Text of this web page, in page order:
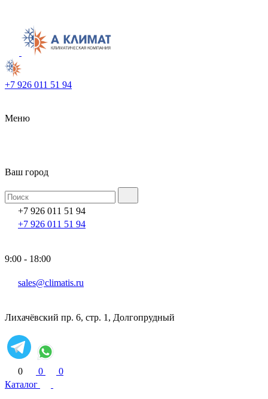
+7 926 011 51 94
Меню
Ваш город
+7 926 011 51 94
+7 926 011 51 94
9:00 - 18:00
sales@climatis.ru
Лихачёвский пр. 6, стр. 1, Долгопрудный
0 0
0
Каталог